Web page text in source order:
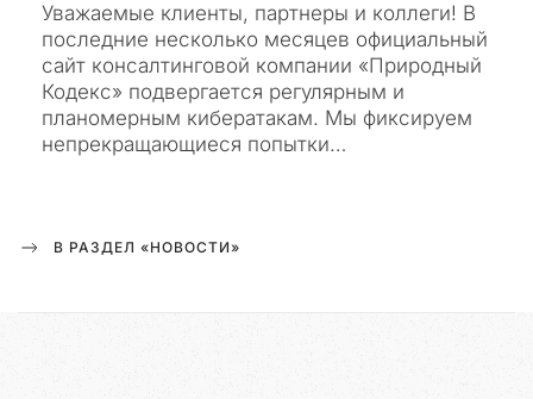
Уважаемые клиенты, партнеры и коллеги! В
последние несколько месяцев официальный
сайт консалтинговой компании «Природный
Кодекс» подвергается регулярным и
планомерным кибератакам. Мы фиксируем
непрекращающиеся попытки…
В РАЗДЕЛ «НОВОСТИ»
т
а
ц
и
о
н
у